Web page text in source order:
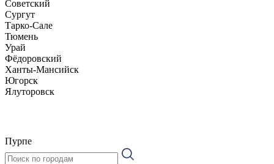
Советский
Сургут
Тарко-Сале
Тюмень
Урай
Фёдоровский
Ханты-Мансийск
Югорск
Ялуторовск
Пурпе